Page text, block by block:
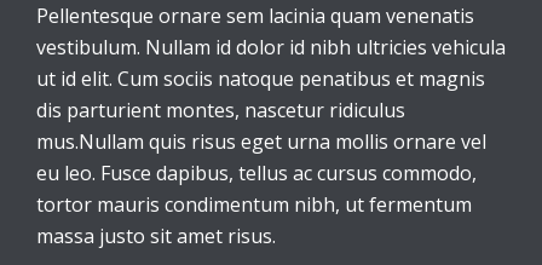
Pellentesque ornare sem lacinia quam venenatis
vestibulum. Nullam id dolor id nibh ultricies vehicula
ut id elit. Cum sociis natoque penatibus et magnis
dis parturient montes, nascetur ridiculus
mus.Nullam quis risus eget urna mollis ornare vel
eu leo. Fusce dapibus, tellus ac cursus commodo,
tortor mauris condimentum nibh, ut fermentum
massa justo sit amet risus.